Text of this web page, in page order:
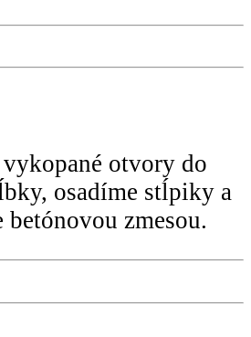
otvory do
osadíme stĺpiky a
betónovou zmesou.